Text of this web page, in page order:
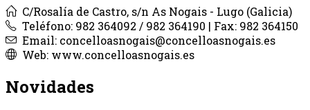
C/Rosalía de Castro, s/n As Nogais - Lugo (Galicia)
Teléfono: 982 364092 / 982 364190 | Fax: 982 364150
Email: concelloasnogais@concelloasnogais.es
Web: www.concelloasnogais.es
Novidades